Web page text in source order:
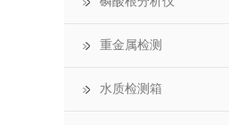
重金属检测
水质检测箱